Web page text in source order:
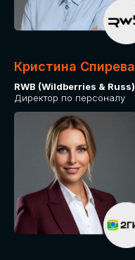
Кристина Спирева
RWB (Wildberries & Russ)
Директор по персоналу